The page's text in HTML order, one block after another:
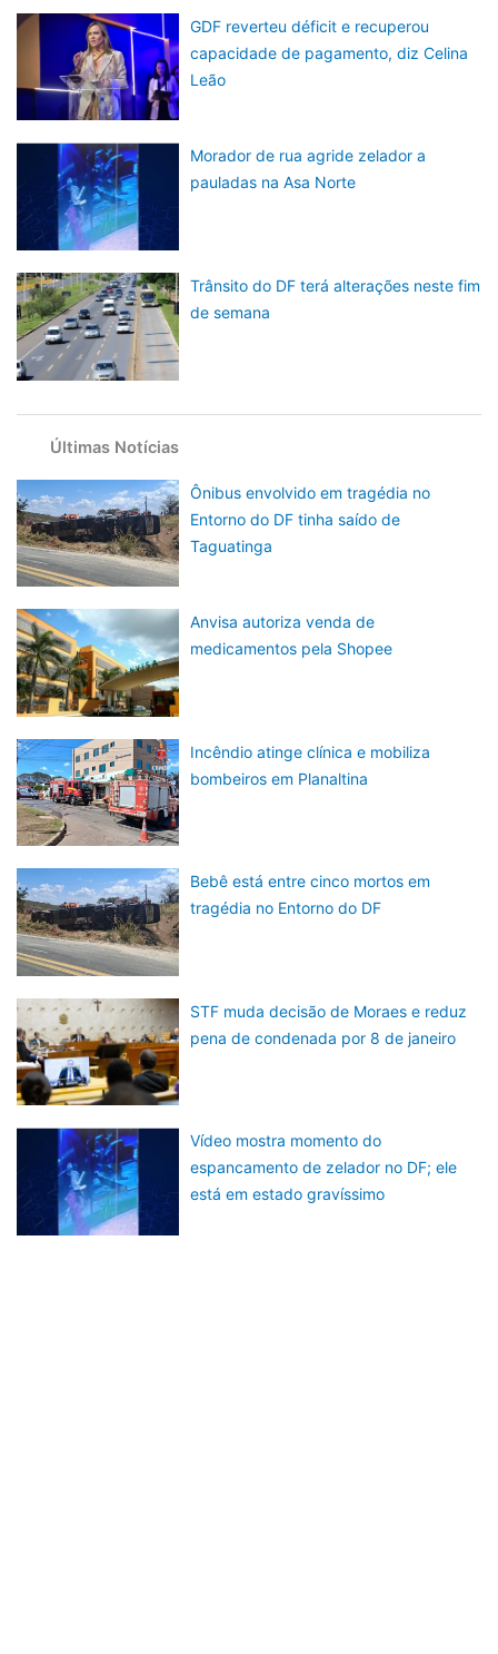
GDF reverteu déficit e recuperou
capacidade de pagamento, diz Celina
Leão
Morador de rua agride zelador a
pauladas na Asa Norte
Trânsito do DF terá alterações neste fim
de semana
Últimas Notícias
Ônibus envolvido em tragédia no
Entorno do DF tinha saído de
Taguatinga
Anvisa autoriza venda de
medicamentos pela Shopee
Incêndio atinge clínica e mobiliza
bombeiros em Planaltina
Bebê está entre cinco mortos em
tragédia no Entorno do DF
STF muda decisão de Moraes e reduz
pena de condenada por 8 de janeiro
Vídeo mostra momento do
espancamento de zelador no DF; ele
está em estado gravíssimo